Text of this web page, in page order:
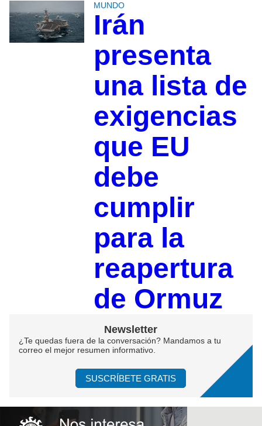
MUNDO
Irán
presenta
una lista de
exigencias
que EU
debe
cumplir
para la
reapertura
de Ormuz
Newsletter
¿Te quedas fuera de la conversación? Mandamos a tu
correo el mejor resumen informativo.
SUSCRÍBETE GRATIS